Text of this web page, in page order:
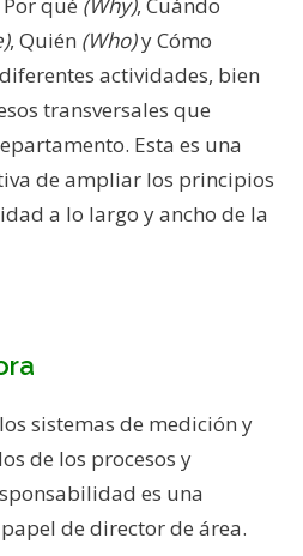
, Quién (Who)y Cómo
actividades, bien
transversales que
Esta es una
de ampliar los principios
a lo largo y ancho de la
sistemas de medición y
de los procesos y
es una
de director de área.